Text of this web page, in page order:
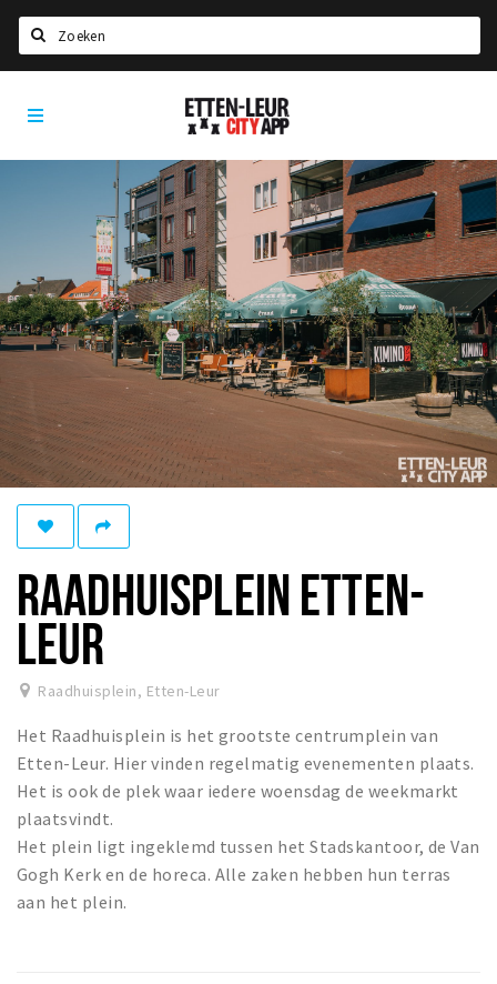
Home
Agenda
Party pics
Nieuws, interviews & blogs
Eten
Recreatief
Winkels
Winkelgebieden
Bezienswaardigheden
Musea, theaters & podia
Uitjes & activiteiten
Toeristische routes
Natuurgebieden
Baroniepoorten
Andere City Apps
Etten-
Leur
App
RAADHUISPLEIN ETTEN-
LEUR
Raadhuisplein, Etten-Leur
Het Raadhuisplein is het grootste centrumplein van
Etten-Leur. Hier vinden regelmatig evenementen plaats.
Het is ook de plek waar iedere woensdag de weekmarkt
plaatsvindt.
Het plein ligt ingeklemd tussen het Stadskantoor, de Van
Gogh Kerk en de horeca. Alle zaken hebben hun terras
aan het plein.